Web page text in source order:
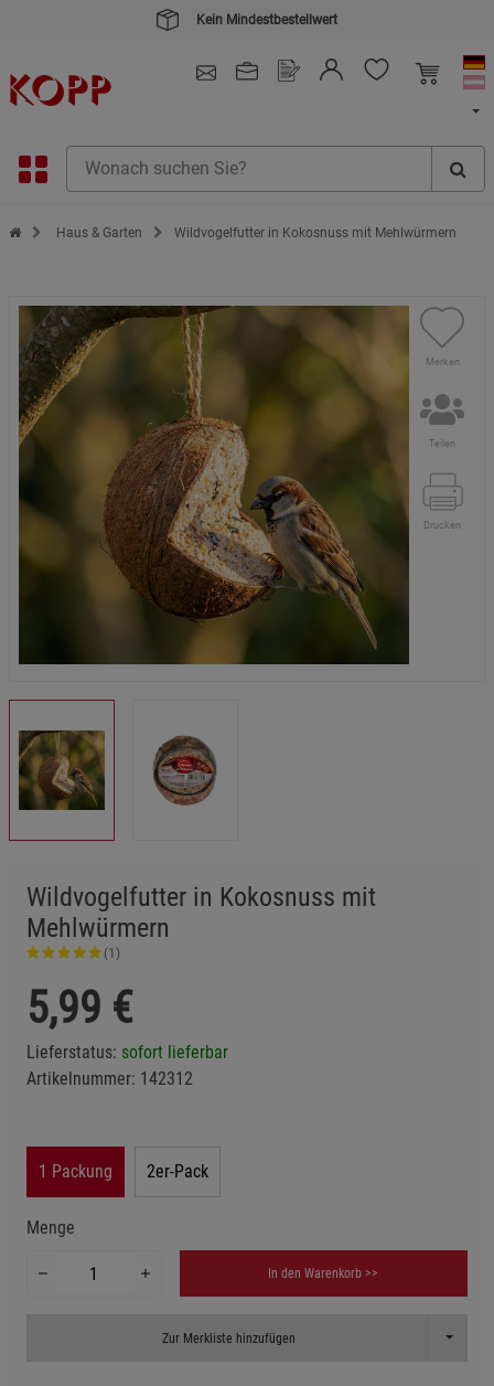
Kein Mindestbestellwert
Zur Startseite des Kopp Verlag Online-Shop
Haus & Garten Wildvogelfutter in Kokosnuss mit Mehlwürmern
Merken
Teilen
Drucken
Wildvogelfutter in Kokosnuss mit
Mehlwürmern
(1)
5,99 €
Lieferstatus: sofort lieferbar
Artikelnummer: 142312
1 Packung 2er-Pack
Menge
In den Warenkorb >>
Zur Merkliste hinzufügen Toggle